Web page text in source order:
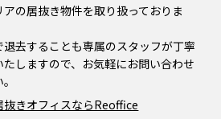
アの居抜き物件を取り扱っておりま
退去することも専属のスタッフが丁寧
たしますので、お気軽にお問い合わせ
抜きオフィスならReoffice